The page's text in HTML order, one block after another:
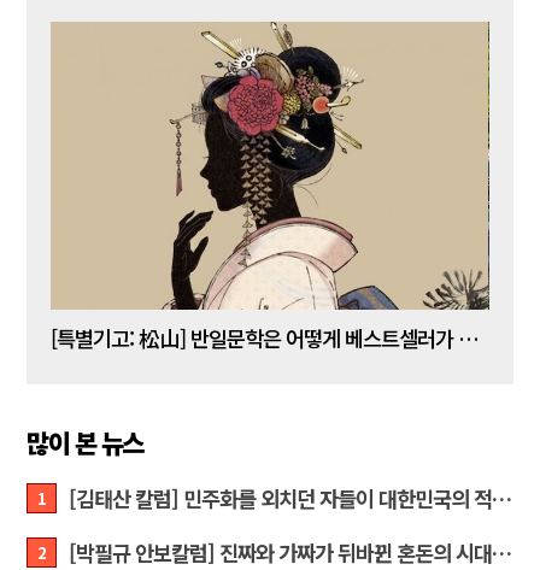
[특별기고: 松山] 반일문학은 어떻게 베스트셀러가 되는가?
많이 본 뉴스
1 [김태산 칼럼] 민주화를 외치던 자들이 대한민국의 적이고 간첩이었다
2 [박필규 안보칼럼] 진짜와 가짜가 뒤바뀐 혼돈의 시대, 안보 파탄은 막아야